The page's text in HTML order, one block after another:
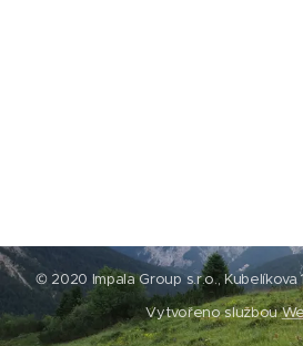
© 2020 Impala Group s.r.o., Kubelíkova
Vytvořeno službou